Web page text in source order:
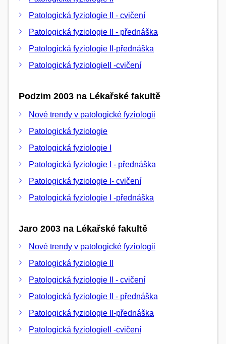
Patologická fyziologie II - cvičení
Patologická fyziologie II - přednáška
Patologická fyziologie II-přednáška
Patologická fyziologieII -cvičení
Podzim 2003 na Lékařské fakultě
Nové trendy v patologické fyziologii
Patologická fyziologie
Patologická fyziologie I
Patologická fyziologie I - přednáška
Patologická fyziologie I- cvičení
Patologická fyziologie I -přednáška
Jaro 2003 na Lékařské fakultě
Nové trendy v patologické fyziologii
Patologická fyziologie II
Patologická fyziologie II - cvičení
Patologická fyziologie II - přednáška
Patologická fyziologie II-přednáška
Patologická fyziologieII -cvičení